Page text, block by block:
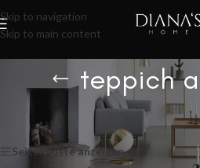
Skip to navigation
Skip to main content
🔥 SOMMER SALE – 30% RABATT AUF
Zeit.
teppich
Produkte verschlagwortet mit
Einzelnes Ergebnis wird angezeigt
Seitenleiste anzeigen